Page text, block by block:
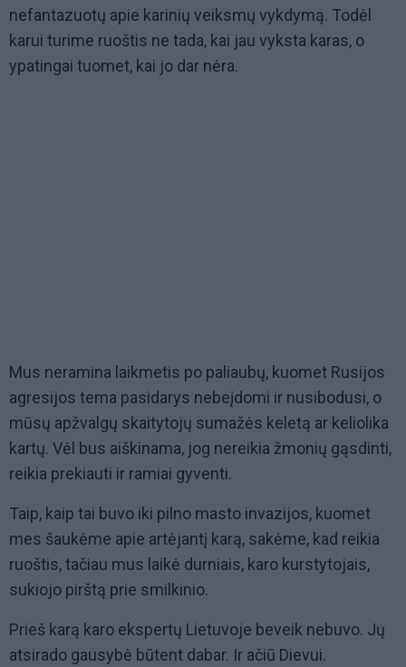
nefantazuotų apie karinių veiksmų vykdymą. Todėl
karui turime ruoštis ne tada, kai jau vyksta karas, o
ypatingai tuomet, kai jo dar nėra.
Mus neramina laikmetis po paliaubų, kuomet Rusijos
agresijos tema pasidarys nebeįdomi ir nusibodusi, o
mūsų apžvalgų skaitytojų sumažės keletą ar keliolika
kartų. Vėl bus aiškinama, jog nereikia žmonių gąsdinti,
reikia prekiauti ir ramiai gyventi.
Taip, kaip tai buvo iki pilno masto invazijos, kuomet
mes šaukėme apie artėjantį karą, sakėme, kad reikia
ruoštis, tačiau mus laikė durniais, karo kurstytojais,
sukiojo pirštą prie smilkinio.
Prieš karą karo ekspertų Lietuvoje beveik nebuvo. Jų
atsirado gausybė būtent dabar. Ir ačiū Dievui.